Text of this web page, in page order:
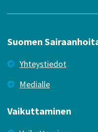
Suomen
Yhteystiedot
Medialle
Vaikuttaminen